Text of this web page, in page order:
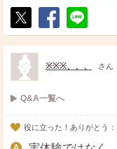
ポ
ス
ト
シ
ェ
送
る
※※※、、、 さん
Q&A一覧へ
役に立った！ありがとう：